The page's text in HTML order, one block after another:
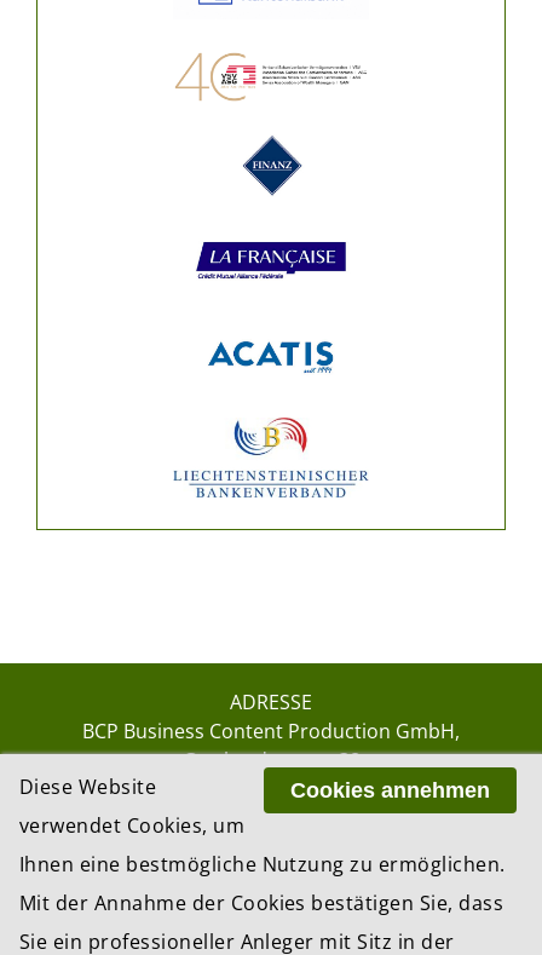
ADRESSE
BCP Business Content Production GmbH
Gotthardstrasse 38
8002 Zürich
GmbH, Zürich – Switzerland
Website by update AG, Zurich
Cookies annehmen
Diese Website
verwendet Cookies, um
Ihnen eine bestmögliche Nutzung zu ermöglichen.
Mit der Annahme der Cookies bestätigen Sie, dass
Sie ein professioneller Anleger mit Sitz in der